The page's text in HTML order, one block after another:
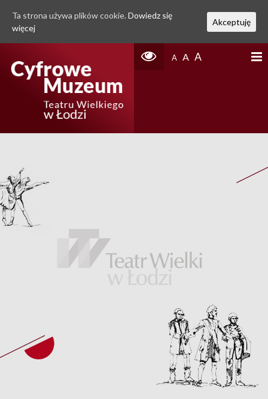
A A A
Ta strona używa plików cookie. Dowiedz się
więcej
Akceptuję